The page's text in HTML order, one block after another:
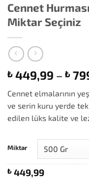
Cennet
Miktar Seçiniz
₺ 449,99 – ₺
Cennet elmalarının
ve serin kuru yerde
edilen lüks kalite ve
Miktar
₺ 449,99